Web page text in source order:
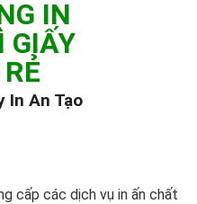
In An Tạo
cấp các dịch vụ in ấn chất